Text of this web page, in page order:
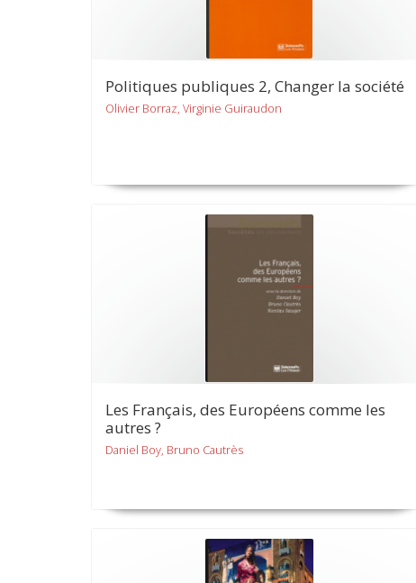
Politiques publiques 2, Changer la société
Olivier Borraz, Virginie Guiraudon
Les Français, des Européens comme les
autres ?
Daniel Boy, Bruno Cautrès